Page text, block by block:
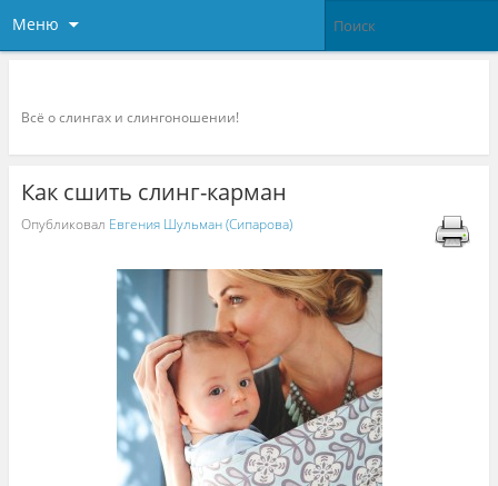
Меню
Всё о слингах и слингоношении!
Как сшить слинг-карман
Опубликовал Евгения Шульман (Сипарова)